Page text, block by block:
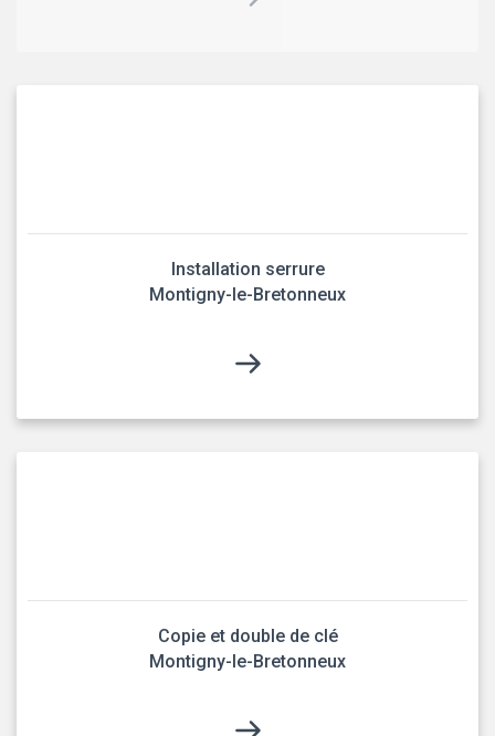
Installation serrure
Montigny-le-Bretonneux
Copie et double de clé
Montigny-le-Bretonneux